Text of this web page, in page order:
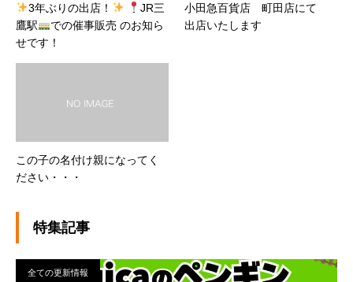
3年ぶりの出店！
JR三
鷹駅
での催事販売 のお知ら
せです！
小田急百貨店 町田店にて
出店いたします
この子の名付け親になってく
ださい・・・
特集記事
全ての更新情報